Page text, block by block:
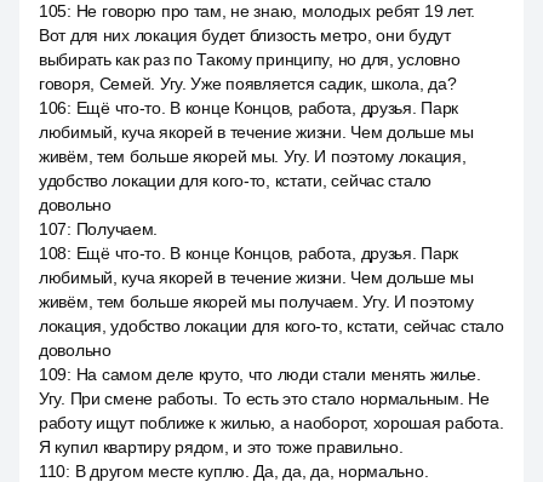
105: Не говорю про там, не знаю, молодых ребят 19 лет.
Вот для них локация будет близость метро, они будут
выбирать как раз по Такому принципу, но для, условно
говоря, Семей. Угу. Уже появляется садик, школа, да?
106: Ещё что-то. В конце Концов, работа, друзья. Парк
любимый, куча якорей в течение жизни. Чем дольше мы
живём, тем больше якорей мы. Угу. И поэтому локация,
удобство локации для кого-то, кстати, сейчас стало
довольно
107: Получаем.
108: Ещё что-то. В конце Концов, работа, друзья. Парк
любимый, куча якорей в течение жизни. Чем дольше мы
живём, тем больше якорей мы получаем. Угу. И поэтому
локация, удобство локации для кого-то, кстати, сейчас стало
довольно
109: На самом деле круто, что люди стали менять жилье.
Угу. При смене работы. То есть это стало нормальным. Не
работу ищут поближе к жилью, а наоборот, хорошая работа.
Я купил квартиру рядом, и это тоже правильно.
110: В другом месте куплю. Да, да, да, нормально.